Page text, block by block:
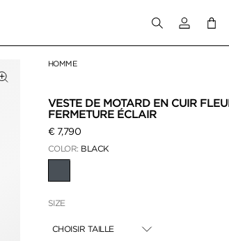
HOMME
VESTE DE MOTARD EN CUIR
FERMETURE ÉCLAIR
€ 7,790
COLOR: BLACK
SIZE
CHOISIR TAILLE